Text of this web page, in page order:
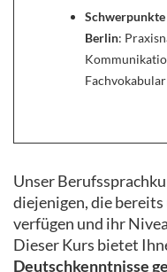
Schwerpunkte
Berlin:
Unser
diejenigen, die
verfügen und ihr
Dieser Kurs bietet
Deutschkenntnisse